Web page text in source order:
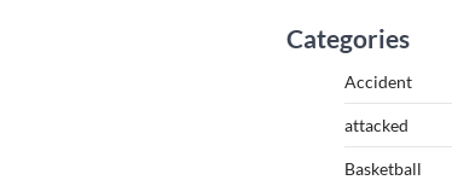
Categories
Accident
attacked
Basketball